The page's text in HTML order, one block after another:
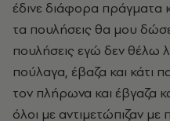
έδινε διάφορα πράγματα
τα πουλήσεις θα μου
πουλήσεις εγώ δεν θέλω
πούλαγα, έβαζα και κάτι
τον πλήρωνα και έβγαζα
όλοι με αντιμετώπιζαν με